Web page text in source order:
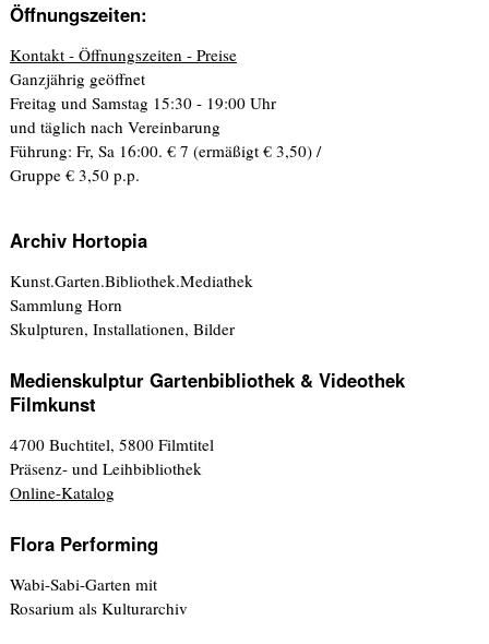
Öffnungszeiten:
Kontakt - Öffnungszeiten - Preise
Ganzjährig geöffnet
Freitag und Samstag 15:30 - 19:00 Uhr
und täglich nach Vereinbarung
Führung: Fr, Sa 16:00. € 7 (ermäßigt € 3,50) /
Gruppe € 3,50 p.p.
Archiv Hortopia
Kunst.Garten.Bibliothek.Mediathek
Sammlung Horn
Skulpturen, Installationen, Bilder
Medienskulptur Gartenbibliothek & Videothek
Filmkunst
4700 Buchtitel, 5800 Filmtitel
Präsenz- und Leihbibliothek
Online-Katalog
Flora Performing
Wabi-Sabi-Garten mit
Rosarium als Kulturarchiv